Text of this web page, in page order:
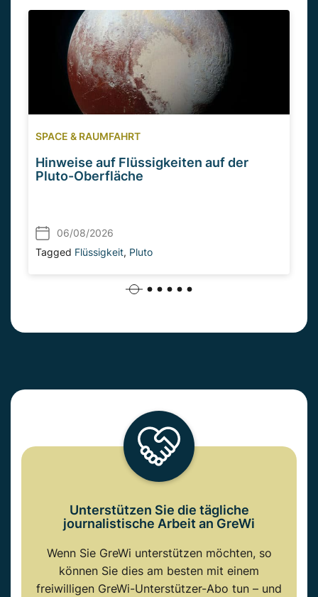
SPACE & RAUMFAHRT
Hinweise auf Flüssigkeiten auf der
Pluto-Oberfläche
06/08/2026
Tagged Flüssigkeit, Pluto
Unterstützen Sie die tägliche
journalistische Arbeit an GreWi
Wenn Sie GreWi unterstützen möchten, so
können Sie dies am besten mit einem
freiwilligen GreWi-Unterstützer-Abo tun – und